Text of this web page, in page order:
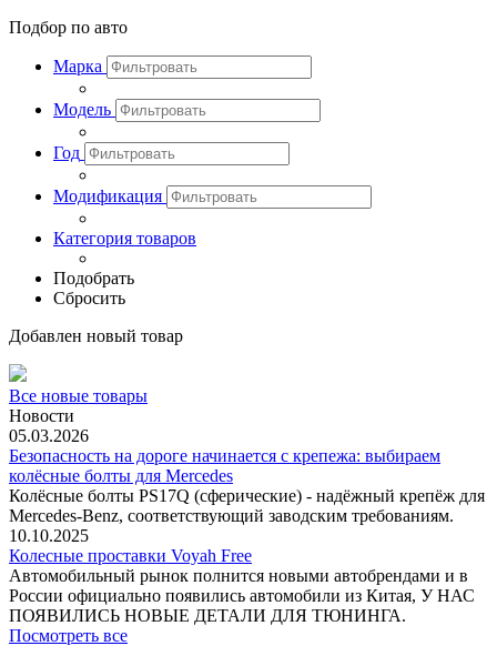
Подбор по авто
Марка
Модель
Год
Модификация
Категория товаров
Подобрать
Сбросить
Добавлен новый товар
Все новые товары
Новости
05.03.2026
Безопасность на дороге начинается с крепежа: выбираем
колёсные болты для Mercedes
Колёсные болты PS17Q (сферические) - надёжный крепёж для
Mercedes‑Benz, соответствующий заводским требованиям.
10.10.2025
Колесные проставки Voyah Free
Автомобильный рынок полнится новыми автобрендами и в
России официально появились автомобили из Китая, У НАС
ПОЯВИЛИСЬ НОВЫЕ ДЕТАЛИ ДЛЯ ТЮНИНГА.
Посмотреть все